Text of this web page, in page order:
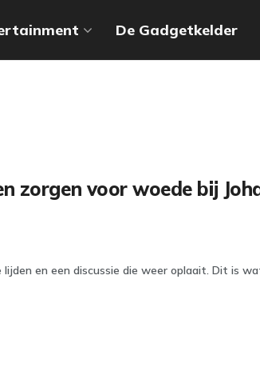
De Gadgetkelder
zorgen voor woede bij
en een discussie die weer oplaait. Dit is